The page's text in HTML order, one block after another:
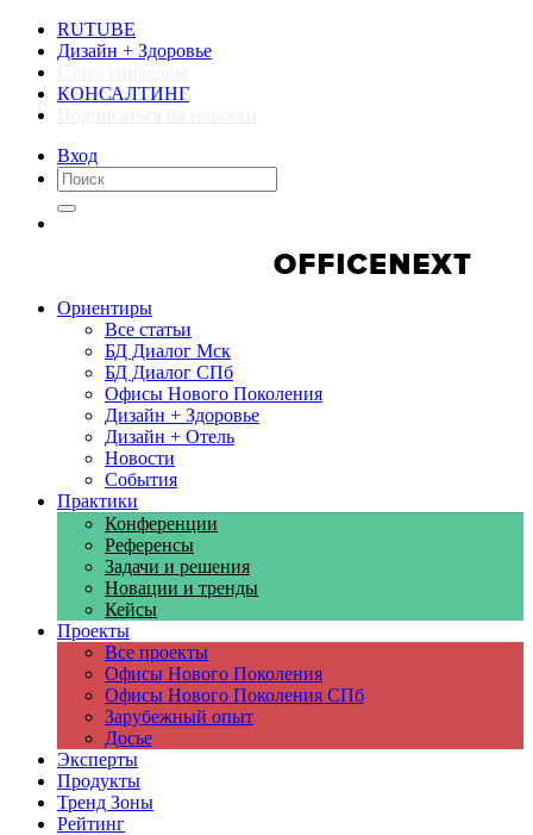
RUTUBE
Дизайн + Здоровье
КОНСАЛТИНГ
Вход
Ориентиры
Все статьи
БД Диалог Мск
БД Диалог СПб
Офисы Нового Поколения
Дизайн + Здоровье
Дизайн + Отель
Новости
События
Практики
Конференции
Референсы
Задачи и решения
Новации и тренды
Кейсы
Проекты
Все проекты
Офисы Нового Поколения
Офисы Нового Поколения СПб
Зарубежный опыт
Досье
Эксперты
Продукты
Тренд Зоны
Рейтинг